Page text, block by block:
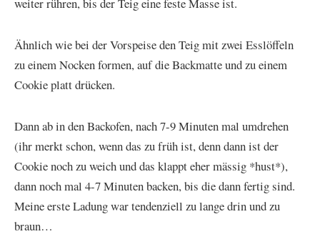
Ähnlich wie bei der Vorspeise den Teig mit zwei Esslöffeln
zu einem Nocken formen, auf die Backmatte und zu einem
Cookie platt drücken.
Dann ab in den Backofen, nach 7-9 Minuten mal umdrehen
(ihr merkt schon, wenn das zu früh ist, denn dann ist der
Cookie noch zu weich und das klappt eher mässig *hust*),
dann noch mal 4-7 Minuten backen, bis die dann fertig sind.
Meine erste Ladung war tendenziell zu lange drin und zu
braun…